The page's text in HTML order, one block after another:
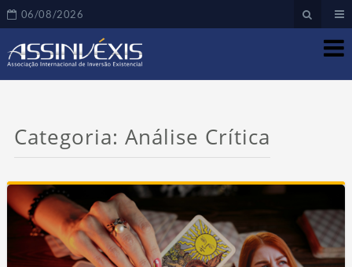
06/08/2026
Categoria: Análise Crítica